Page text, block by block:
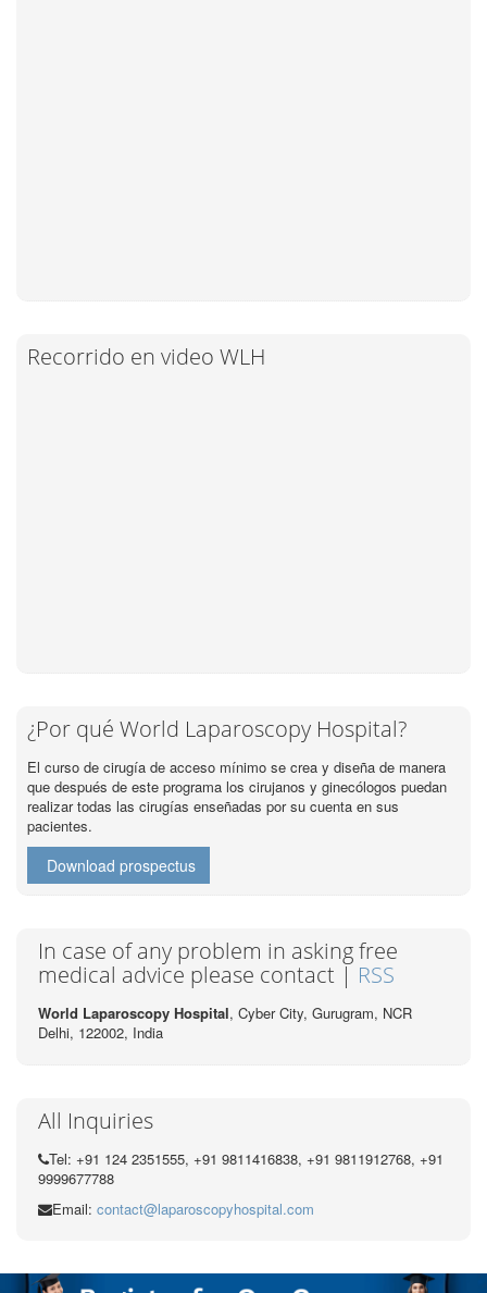
Recorrido en video WLH
¿Por qué World Laparoscopy Hospital?
El curso de cirugía de acceso mínimo se crea y diseña de manera
que después de este programa los cirujanos y ginecólogos puedan
realizar todas las cirugías enseñadas por su cuenta en sus
pacientes.
Download prospectus
In case of any problem in asking free
medical advice please contact | RSS
World Laparoscopy Hospital, Cyber City, Gurugram, NCR
Delhi, 122002, India
All Inquiries
Tel: +91 124 2351555, +91 9811416838, +91 9811912768, +91
9999677788
Email: contact@laparoscopyhospital.com